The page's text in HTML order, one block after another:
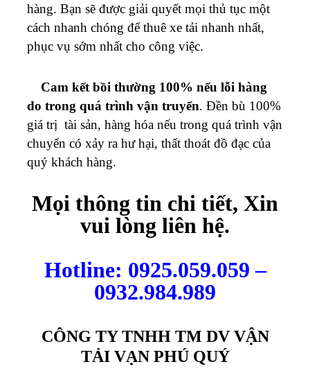
hàng. Bạn sẽ được giải quyết mọi thủ tục một
cách nhanh chóng để thuê xe tải nhanh nhất,
phục vụ sớm nhất cho công việc.
Cam kết bồi thường 100% nếu lỗi hàng
do trong quá trình vận truyển. Đền bù 100%
giá trị tài sản, hàng hóa nếu trong quá trình vận
chuyển có xảy ra hư hại, thất thoát đồ đạc của
quý khách hàng.
Mọi thông tin chi tiết, Xin
vui lòng liên hệ.
Hotline: 0925.059.059 –
0932.984.989
CÔNG TY TNHH TM DV VẬN
TẢI VẠN PHÚ QUÝ